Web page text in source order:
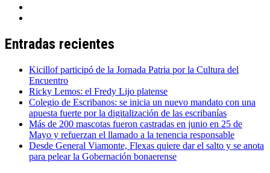
Entradas recientes
Kicillof participó de la Jornada Patria por la Cultura del
Encuentro
Ricky Lemos: el Fredy Lijo platense
Colegio de Escribanos: se inicia un nuevo mandato con una
apuesta fuerte por la digitalización de las escribanías
Más de 200 mascotas fueron castradas en junio en 25 de
Mayo y refuerzan el llamado a la tenencia responsable
Desde General Viamonte, Flexas quiere dar el salto y se anota
para pelear la Gobernación bonaerense